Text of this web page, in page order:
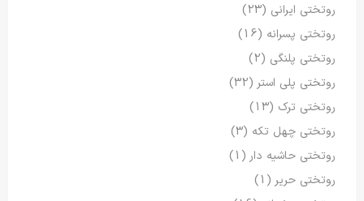
روتختی ایرانی (23)
روتختی پسرانه (16)
روتختی پلنگی (2)
روتختی پلی استر(32)
روتختی ترک (13)
روتختی چهل تکه (3)
روتختی حاشیه دار(1)
روتختی حریر(1)